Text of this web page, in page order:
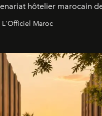
hôtelier marocain
dans un cabinet de
construite depuis autour
L'Officiel Maroc